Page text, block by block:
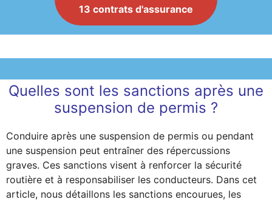
13 contrats d'assurance
Quelles sont les sanctions après une
suspension de permis ?
Conduire après une suspension de permis ou pendant
une suspension peut entraîner des répercussions
graves. Ces sanctions visent à renforcer la sécurité
routière et à responsabiliser les conducteurs. Dans cet
article, nous détaillons les sanctions encourues, les